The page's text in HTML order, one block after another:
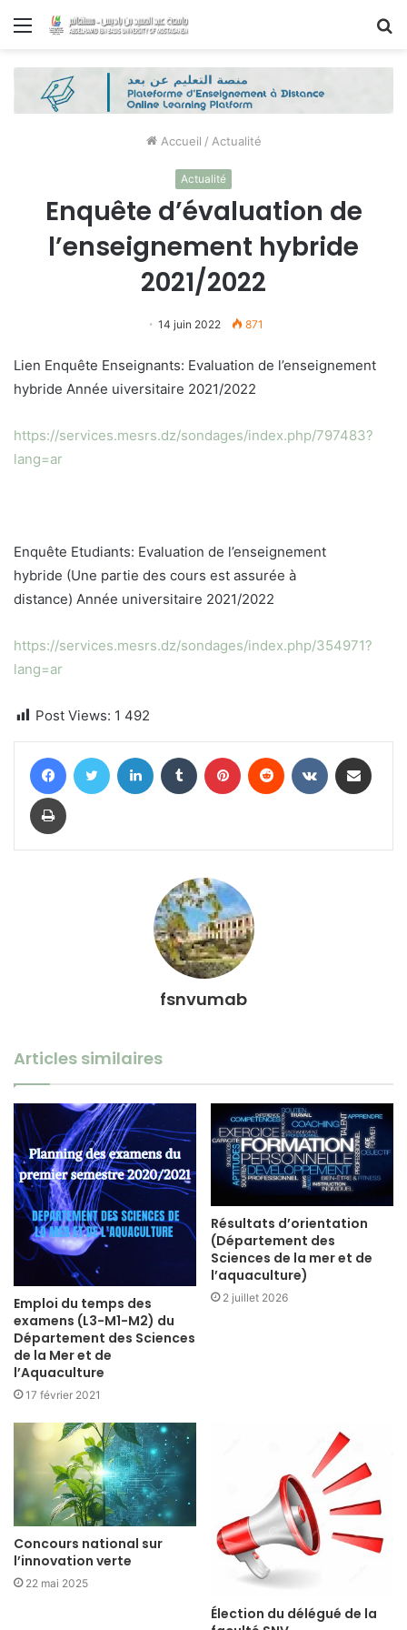
Menu
Accueil / Actualité
Actualité
Enquête d’évaluation de
l’enseignement hybride
2021/2022
14 juin 2022 871
Lien Enquête Enseignants: Evaluation de l’enseignement
hybride Année uiversitaire 2021/2022
https://services.mesrs.dz/sondages/index.php/797483?
lang=ar
Enquête Etudiants: Evaluation de l’enseignement
hybride (Une partie des cours est assurée à
distance) Année universitaire 2021/2022
https://services.mesrs.dz/sondages/index.php/354971?
lang=ar
Post Views: 1 492
FacebookTwitter Linkedin Tumblr Pinterest Reddit VKontakte
Imprimer
fsnvumab
Articles similaires
Emploi du temps des
examens (L3-M1-M2) du
Département des Sciences
de la Mer et de
l’Aquaculture
17 février 2021
Résultats d’orientation
(Département des
Sciences de la mer et de
l’aquaculture)
2 juillet 2026
Concours national sur
l’innovation verte
22 mai 2025
Élection du délégué de la